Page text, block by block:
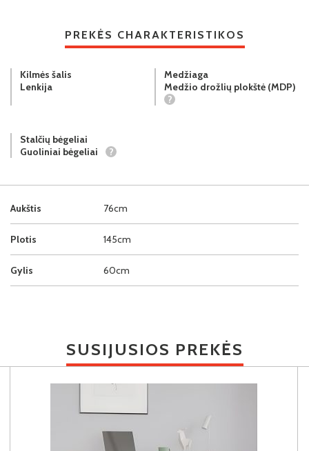
PREKĖS CHARAKTERISTIKOS
Aukštis 76cm
Plotis 145cm
Gylis 60cm
Kilmės šalis
Lenkija
Medžiaga
Medžio drožlių plokštė (MDP)
?
Stalčių bėgeliai
Guoliniai bėgeliai
?
SUSIJUSIOS PREKĖS